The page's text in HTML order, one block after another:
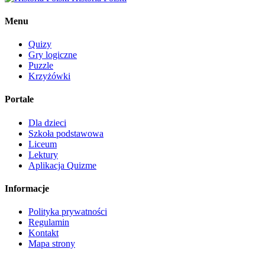
Menu
Quizy
Gry logiczne
Puzzle
Krzyżówki
Portale
Dla dzieci
Szkoła podstawowa
Liceum
Lektury
Aplikacja Quizme
Informacje
Polityka prywatności
Regulamin
Kontakt
Mapa strony